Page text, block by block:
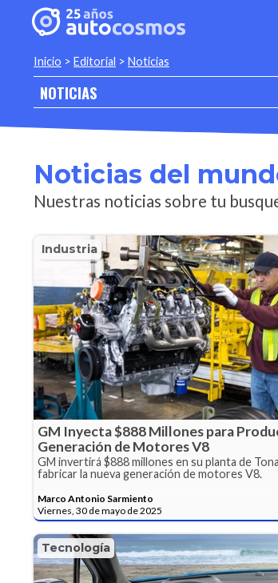
Inicio > Editorial > Noticias
NOTICIAS
Noticias del
Nuestras noticias sobre tu
Industria
GM Inyecta $888 Millones para
Generación de Motores V8
GM invertirá $888 millones en su planta de
fabricar la nueva generación de motores V8.
Marco Antonio Sarmiento
Viernes, 30 de mayo de 2025
Tecnología